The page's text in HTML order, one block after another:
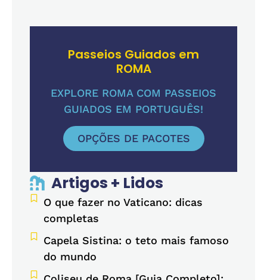
Passeios Guiados em
ROMA
EXPLORE ROMA COM PASSEIOS
GUIADOS EM PORTUGUÊS!
OPÇÕES DE PACOTES
Artigos + Lidos
O que fazer no Vaticano: dicas
completas
Capela Sistina: o teto mais famoso
do mundo